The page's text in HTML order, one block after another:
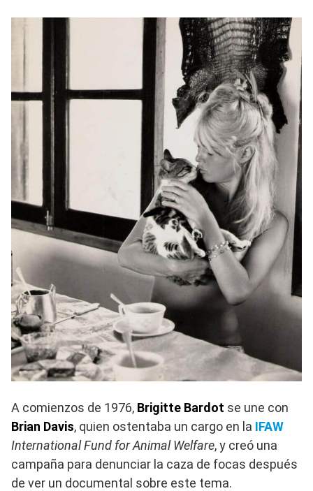
A comienzos de 1976, Brigitte Bardot se une con
Brian Davis, quien ostentaba un cargo en la IFAW
International Fund for Animal Welfare, y creó una
campaña para denunciar la caza de focas después
de ver un documental sobre este tema.